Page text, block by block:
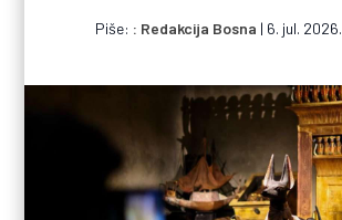
Piše: Redakcija Bosna | 6. jul. 2026.